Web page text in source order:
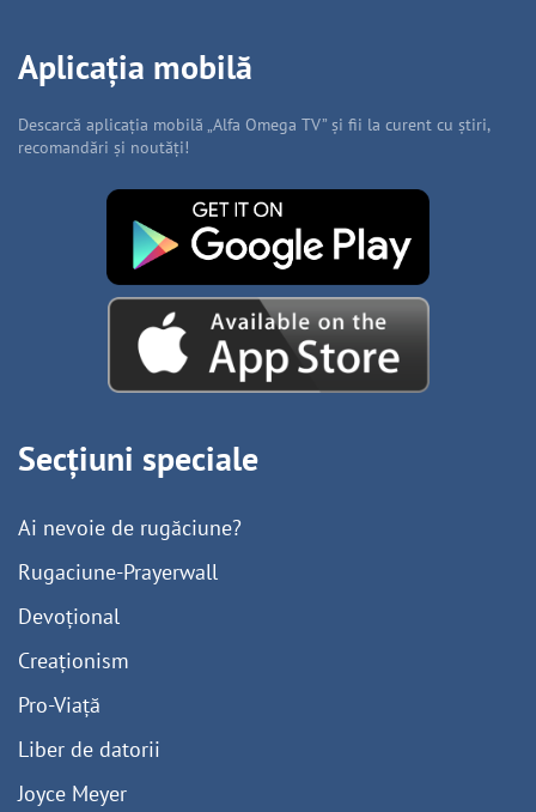
Aplicația mobilă
Descarcă aplicația mobilă „Alfa Omega TV” și fii la curent cu știri,
recomandări și noutăți!
Secțiuni speciale
Ai nevoie de rugăciune?
Rugaciune-Prayerwall
Devoțional
Creaționism
Pro-Viață
Liber de datorii
Joyce Meyer